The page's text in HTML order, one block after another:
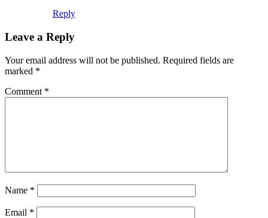
Reply
Leave a Reply
Your email address will not be published. Required fields are
marked *
Comment *
Name *
Email *